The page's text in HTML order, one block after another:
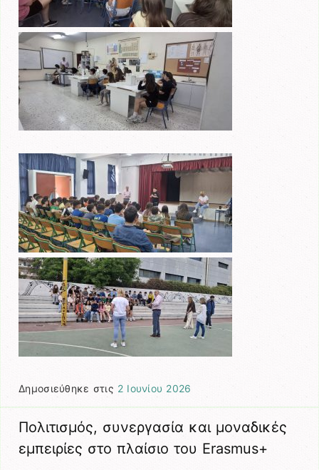
Δημοσιεύθηκε στις 2 Ιουνίου 2026
Πολιτισμός, συνεργασία και μοναδικές
εμπειρίες στο πλαίσιο του Erasmus+